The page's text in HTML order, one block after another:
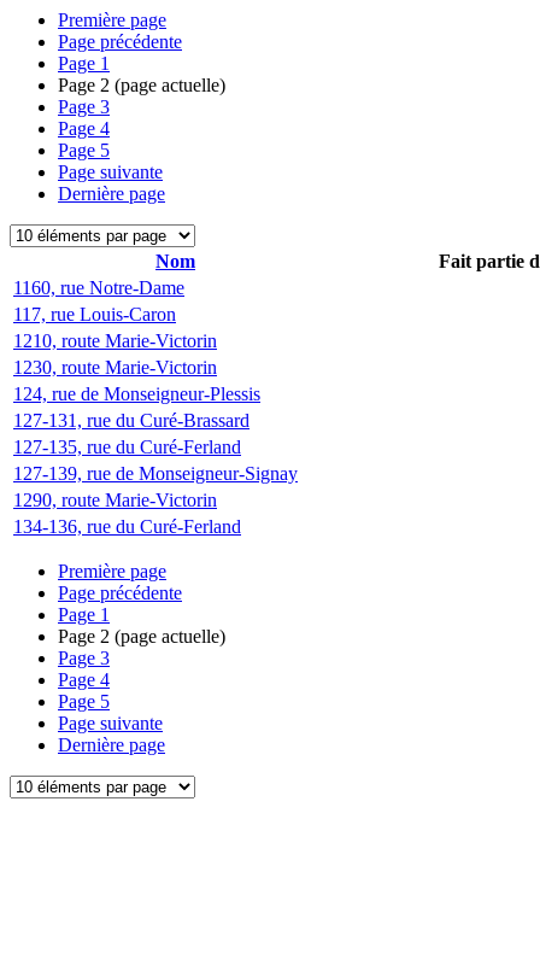
Première page
Page précédente
Page 1
Page 2 (page actuelle)
Page 3
Page 4
Page 5
Page suivante
Dernière page
Nom
Fait partie
1160, rue Notre-Dame
117, rue Louis-Caron
1210, route Marie-Victorin
1230, route Marie-Victorin
124, rue de Monseigneur-Plessis
127-131, rue du Curé-Brassard
127-135, rue du Curé-Ferland
127-139, rue de Monseigneur-Signay
1290, route Marie-Victorin
134-136, rue du Curé-Ferland
Première page
Page précédente
Page 1
Page 2 (page actuelle)
Page 3
Page 4
Page 5
Page suivante
Dernière page